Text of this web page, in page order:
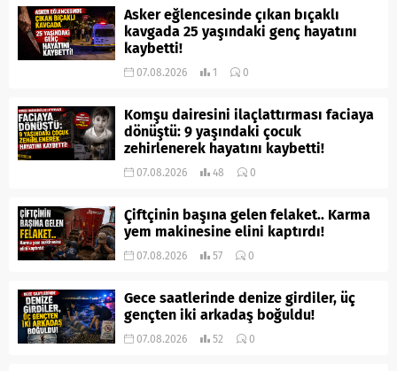
Asker eğlencesinde çıkan bıçaklı
kavgada 25 yaşındaki genç hayatını
kaybetti!
07.08.2026 1 0
Komşu dairesini ilaçlattırması faciaya
dönüştü: 9 yaşındaki çocuk
zehirlenerek hayatını kaybetti!
07.08.2026 48 0
Çiftçinin başına gelen felaket.. Karma
yem makinesine elini kaptırdı!
07.08.2026 57 0
Gece saatlerinde denize girdiler, üç
gençten iki arkadaş boğuldu!
07.08.2026 52 0